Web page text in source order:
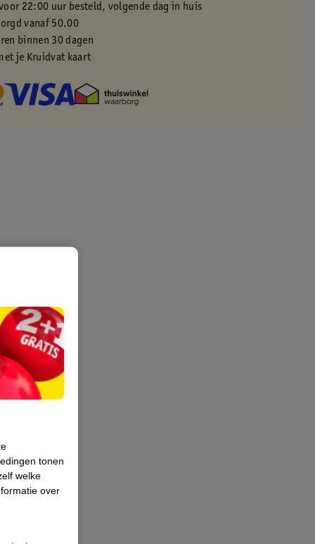
22:00 uur besteld, volgende dag in huis
vanaf 50.00
binnen 30 dagen
je Kruidvat kaart
tonen
welke
over